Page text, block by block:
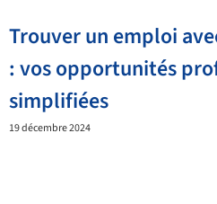
Trouver un emploi
: vos opportunités
simplifiées
19 décembre 2024